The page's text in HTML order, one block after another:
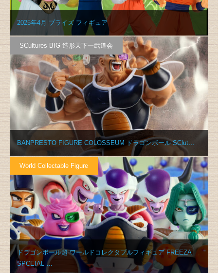
2025年4月 プライズ フィギュア
SCultures BIG 造形天下一武道会
BANPRESTO FIGURE COLOSSEUM ドラゴンボール SClut…
World Collectable Figure
ドラゴンボール超 ワールドコレクタブルフィギュア FREEZA
SPCEIAL …